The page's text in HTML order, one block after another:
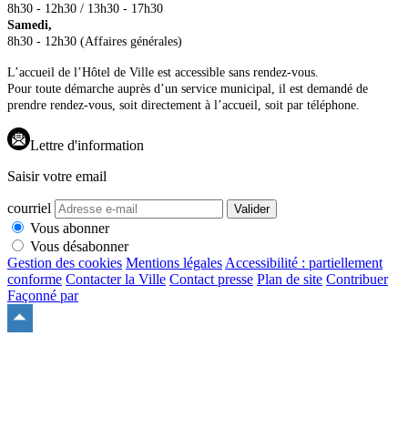
8h30 - 12h30 / 13h30 - 17h30
Samedi,
8h30 - 12h30 (Affaires générales)
L’accueil de l’Hôtel de Ville est accessible sans rendez-vous.
Pour toute démarche auprès d’un service municipal, il est demandé de
prendre rendez-vous, soit directement à l’accueil, soit par téléphone.
Lettre d'information
Saisir votre email
courriel Valider
Vous abonner
Vous désabonner
Gestion des cookies Mentions légales Accessibilité : partiellement
conforme Contacter la Ville Contact presse Plan de site Contribuer
Façonné par